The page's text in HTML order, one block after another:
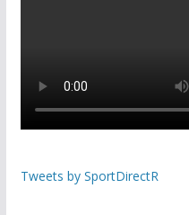
Tweets by SportDirectR